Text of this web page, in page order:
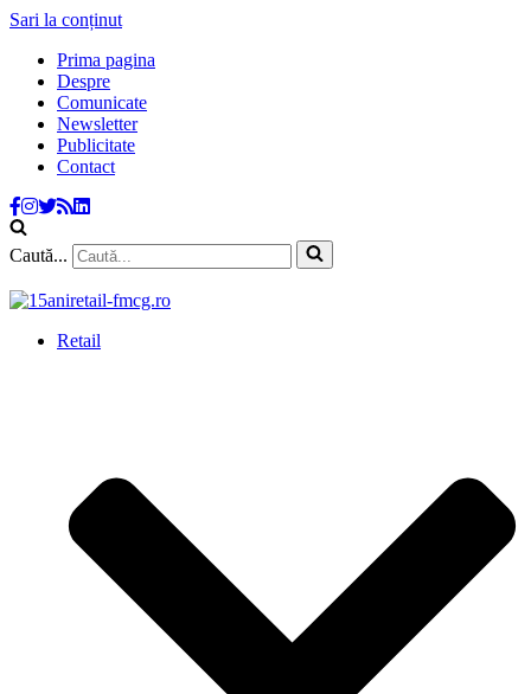
Sari la conținut
Prima pagina
Despre
Comunicate
Newsletter
Publicitate
Contact
Caută...
Retail